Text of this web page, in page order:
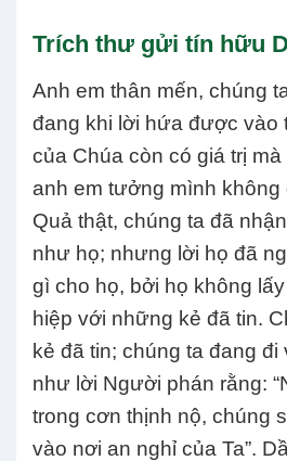
Trích thư gửi tín hữu
Anh em thân mến, chúng
đang khi lời hứa được vào
của Chúa còn có giá trị
anh em tưởng mình
Quả thật, chúng ta đã
như họ; nhưng lời họ đã
gì cho họ, bởi họ không
hiệp với những kẻ đã tin.
kẻ đã tin; chúng ta đang đi
như lời Người phán rằng:
trong cơn thịnh nộ, chúng
vào nơi an nghỉ của Ta”.